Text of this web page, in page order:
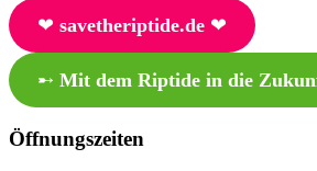
❤︎ savetheriptide.de❤︎
➸ Mit dem Riptide in die
Öffnungszeiten